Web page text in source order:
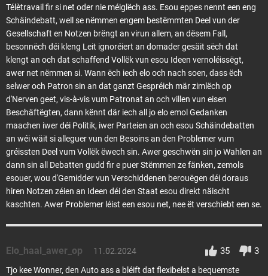
Télètravail fir si net oder nie méiglëch ass. Esou eppes nennt een eng
Schäindebatt, well se nëmmen engem bestëmmten Deel vun der
Gesellschaft en Notzen brëngt an virun allem, an dësem Fall,
besonnëch déi kleng Leit ignoréiert an domader gesäit sëch dat
klengt an och dat schaffend Vollëk vun esou Ideen vernoléissëgt,
awer net nëmmen si. Wann ëch iech elo och nach soen, dass ëch
selwer och Patron sin an dat ganzt Gespréich mär zimlëch op
d'Nerven geet, vis-à-vis vum Patronat an och villen vun eisen
Beschäftëgten, dann kënnt där iech all jo elo emol Gedanken
maachen iwer déi Politik, iwer Parteien an och esou Schäindebatten
an wéi wäit si alleguer vun den Besoins an den Problemer vum
gréissten Deel vum Vollëk ëwech sin. Awer geschwën sin jo Wahlen an
dann sin all Debatten gudd fir e puer Stëmmen ze fänken, zemols
esouer, wou d'Gemidder vun Verschiddenen berouëgen déi doraus
hiren Notzen zéien an Ideen déi den Staat esou direkt näischt
kaschten. Awer Problemer léist een esou net, nee ët verschiebt een se.
Elo_haal_awer_op 11.02.2024 35 3
Tjo kee Wonner, den Auto ass a bléift dat flexibelst a bequemste